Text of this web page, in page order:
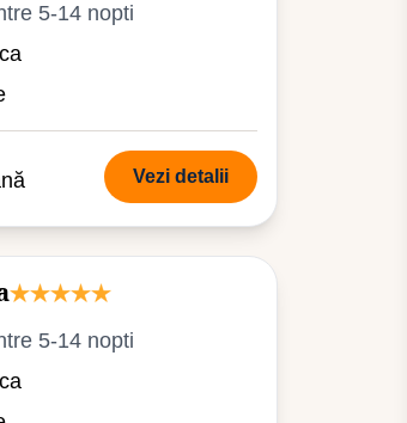
5-14 nopti
Vezi detalii
5-14 nopti